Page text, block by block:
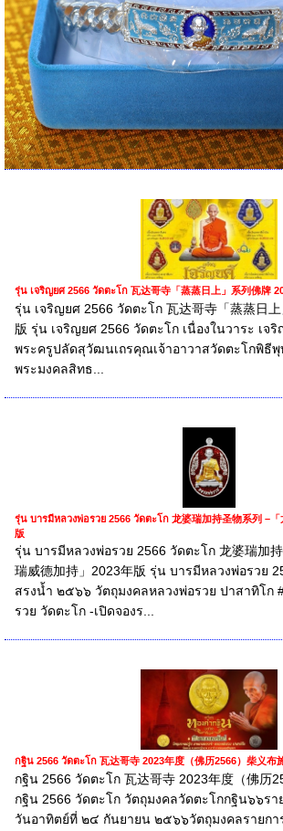
รุ่น เจริญยศ 2566 วัดตะโก 瓦达哥寺「蒸蒸日上」系列佛牌
รุ่น เจริญยศ 2566 วัดตะโก 瓦达哥寺「蒸蒸日
版 รุ่น เจริญยศ 2566 วัดตะโก เนื่องในวาระ เจ
พระครูปลัดสุวัฒนเถรคุณเจ้าอาวาสวัดตะโกพิธีพุ
พระมงคลสิทธ...
รุ่น บารมีหลวงพ่อรวย 2566 วัดตะโก 龙婆瑞加持圣物系列 –「
版
รุ่น บารมีหลวงพ่อรวย 2566 วัดตะโก 龙婆瑞加
瑞威德加持」2023年版 รุ่น บารมีหลวงพ่อรวย
สรงน้ำ ๒๕๖๖ วัตถุมงคลหลวงพ่อรวย ปาสาทิโก
รวย วัดตะโก -เปิดจองร...
กฐิน 2566 วัดตะโก 瓦达哥寺 2023年度（佛历2566）柴义布
กฐิน 2566 วัดตะโก 瓦达哥寺 2023年度（佛历
กฐิน 2566 วัดตะโก วัตถุมงคลวัดตะโกกฐิน๖๖รา
วันอาทิตย์ที่ ๒๔ กันยายน ๒๕๖๖วัตถุมงคลรายกา